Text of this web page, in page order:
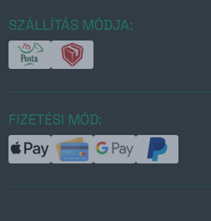
SZÁLLÍTÁS MÓDJA:
FIZETÉSI MÓD: